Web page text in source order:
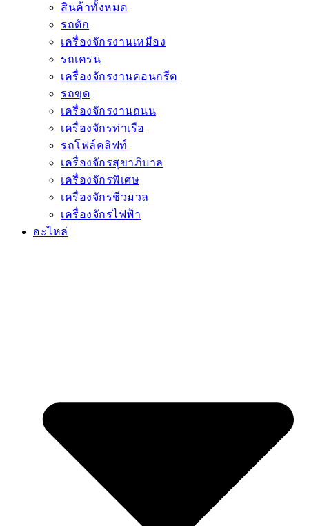
สินค้าทั้งหมด
รถตัก
เครื่องจักรงานเหมือง
รถเครน
เครื่องจักรงานคอนกรีต
รถขุด
เครื่องจักรงานถนน
เครื่องจักรท่าเรือ
รถโฟล์คลิฟท์
เครื่องจักรสุขาภิบาล
เครื่องจักรพิเศษ
เครื่องจักรชีวมวล
เครื่องจักรไฟฟ้า
อะไหล่